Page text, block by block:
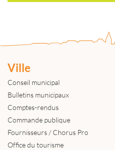
Ville
Conseil municipal
Bulletins municipaux
Comptes-rendus
Commande publique
Fournisseurs / Chorus Pro
Office du tourisme